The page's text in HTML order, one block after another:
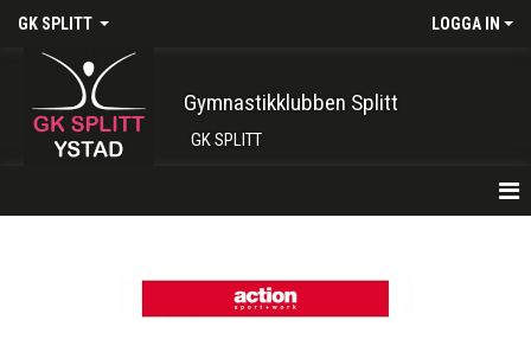
GK SPLITT LOGGA IN
Gymnastikklubben Splitt
GK SPLITT